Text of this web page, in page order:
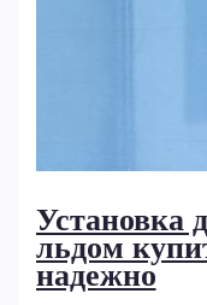
Установка
льдом
надежно